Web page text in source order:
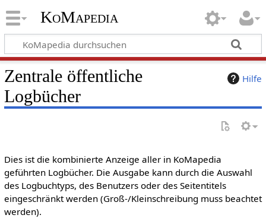
KoMapedia
Hilfe
Zentrale öffentliche
Logbücher
Dies ist die kombinierte Anzeige aller in KoMapedia
geführten Logbücher. Die Ausgabe kann durch die Auswahl
des Logbuchtyps, des Benutzers oder des Seitentitels
eingeschränkt werden (Groß-/Kleinschreibung muss beachtet
werden).